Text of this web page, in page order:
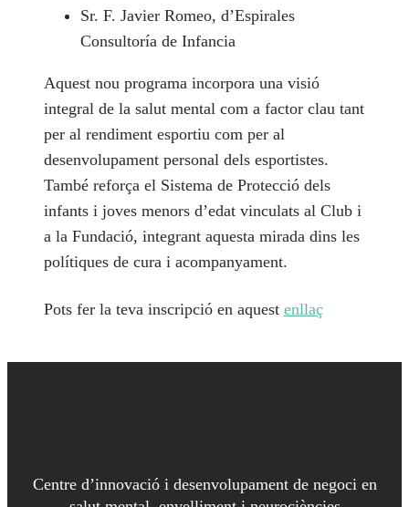
Sr. F. Javier Romeo, d’Espirales
Consultoría de Infancia
Aquest nou programa incorpora una visió
integral de la salut mental com a factor clau tant
per al rendiment esportiu com per al
desenvolupament personal dels esportistes.
També reforça el Sistema de Protecció dels
infants i joves menors d’edat vinculats al Club i
a la Fundació, integrant aquesta mirada dins les
polítiques de cura i acompanyament.
Pots fer la teva inscripció en aquest enllaç
Centre d’innovació i desenvolupament de negoci en